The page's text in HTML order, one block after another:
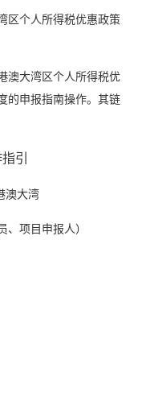
区个人所得税优惠政策
澳大湾区个人所得税优
的申报指南操作。其链
引
澳大湾
、项目申报人）